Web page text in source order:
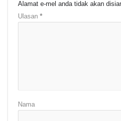
Alamat e-mel anda tidak akan
Ulasan *
Nama